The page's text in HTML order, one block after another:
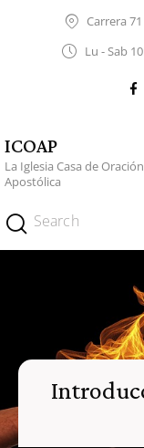
Carrera
Lu - Sab
ICOAP
La Iglesia Casa de Oración
Apostólica